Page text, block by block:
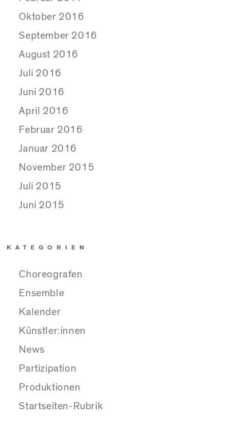
Oktober 2016
September 2016
August 2016
Juli 2016
Juni 2016
April 2016
Februar 2016
Januar 2016
November 2015
Juli 2015
Juni 2015
KATEGORIEN
Choreografen
Ensemble
Kalender
Künstler:innen
News
Partizipation
Produktionen
Startseiten-Rubrik